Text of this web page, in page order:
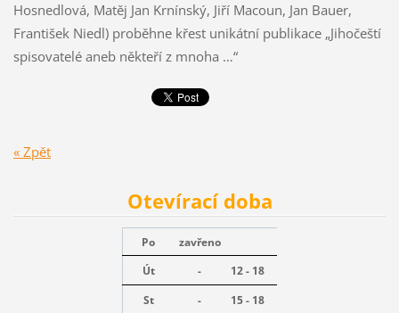
Hosnedlová, Matěj Jan Krnínský, Jiří Macoun, Jan Bauer,
František Niedl) proběhne křest unikátní publikace „Jihočeští
spisovatelé aneb někteří z mnoha …“
« Zpět
Otevírací doba
Po
zavřeno
Út
-
12 - 18
St
-
15 - 18